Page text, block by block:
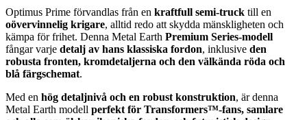
Optimus Prime förvandlas från en kraftfull semi-truck till en
oövervinnelig krigare, alltid redo att skydda mänskligheten och
kämpa för frihet. Denna Metal Earth Premium Series-modell
fångar varje detalj av hans klassiska fordon, inklusive den
robusta fronten, kromdetaljerna och den välkända röda och
blå färgschemat.
Med en hög detaljnivå och en robust konstruktion, är denna
Metal Earth modell perfekt för Transformers™-fans, samlare